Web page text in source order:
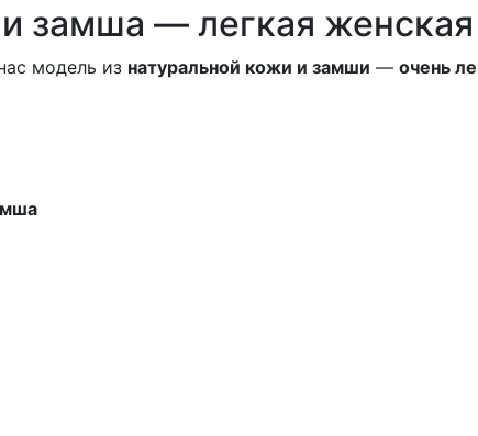
замша — легкая женская
модель из натуральной кожи и замши — очень